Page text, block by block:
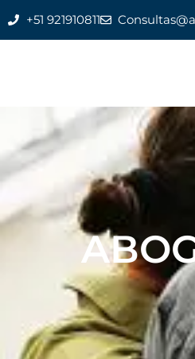
+51 921910811